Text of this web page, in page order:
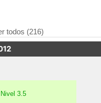
todos (216)
Nivel 3.5